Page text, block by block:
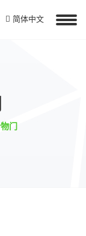
简体中文
门